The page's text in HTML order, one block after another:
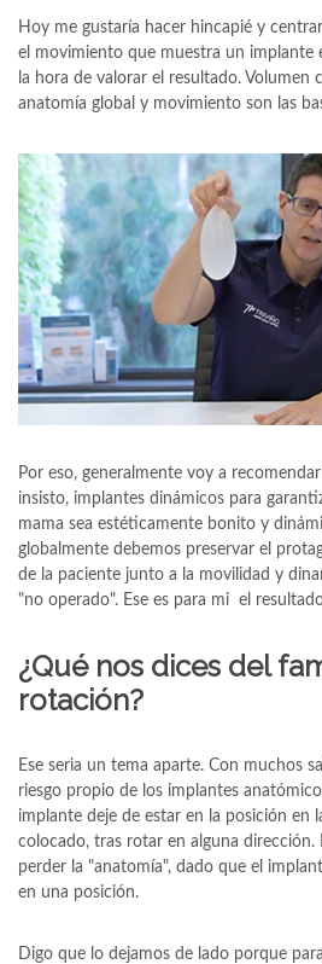
Hoy me gustaría hacer hincapié y
el movimiento que muestra un implante
la hora de valorar el resultado. Volumen
anatomía global y movimiento son las
Por eso, generalmente voy a
insisto, implantes dinámicos para
mama sea estéticamente bonito y
globalmente debemos preservar el
de la paciente junto a la movilidad y
"no operado". Ese es para mi el
¿Qué nos dices del
rotación?
Ese seria un tema aparte. Con muchos
riesgo propio de los implantes
implante deje de estar en la posición en
colocado, tras rotar en alguna dirección.
perder la "anatomía", dado que el
en una posición.
Digo que lo dejamos de lado porque